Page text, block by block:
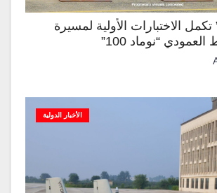
الاختبارات الأولية لمسيرة
“نوماد 100”
الأخبار الدولية